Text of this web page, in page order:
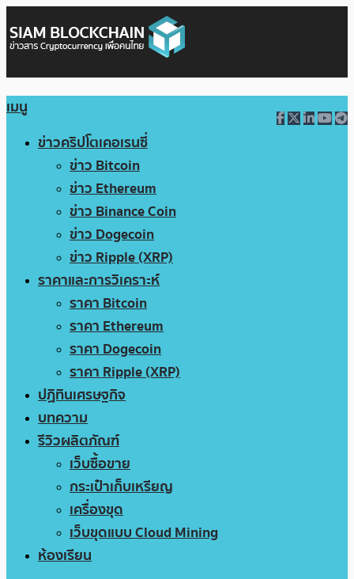
เมนู
ข่าวคริปโตเคอเรนซี่
ข่าว Bitcoin
ข่าว Ethereum
ข่าว Binance Coin
ข่าว Dogecoin
ข่าว Ripple (XRP)
ราคาและการวิเคราะห์
ราคา Bitcoin
ราคา Ethereum
ราคา Dogecoin
ราคา Ripple (XRP)
ปฏิทินเศรษฐกิจ
บทความ
รีวิวผลิตภัณฑ์
เว็บซื้อขาย
กระเป๋าเก็บเหรียญ
เครื่องขุด
เว็บขุดแบบ Cloud Mining
ห้องเรียน